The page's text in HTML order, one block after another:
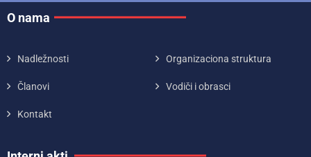
O nama
Nadležnosti Organizaciona struktura
Članovi Vodiči i obrasci
Kontakt